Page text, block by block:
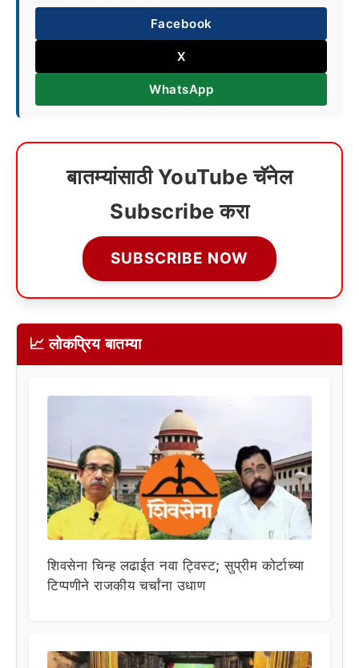
Facebook
X
WhatsApp
बातम्यांसाठी YouTube चॅनेल
Subscribe करा
SUBSCRIBE NOW
📈 लोकप्रिय बातम्या
शिवसेना चिन्ह लढाईत नवा ट्विस्ट; सुप्रीम कोर्टाच्या
टिप्पणीने राजकीय चर्चांना उधाण